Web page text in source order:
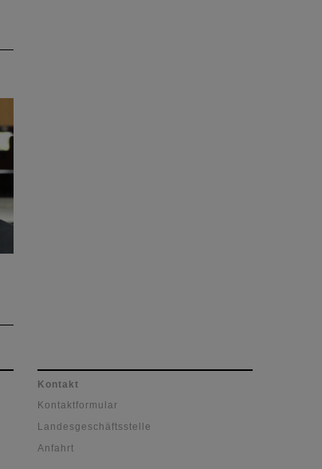
Kontakt
Kontaktformular
Landesgeschäftsstelle
Anfahrt